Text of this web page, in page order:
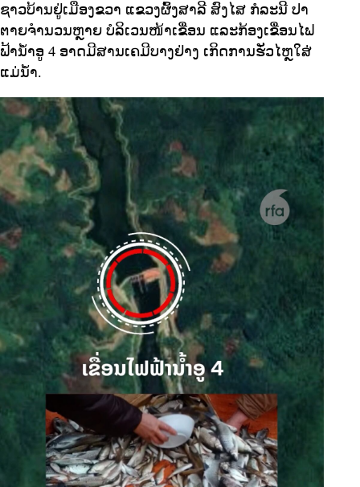
ຊາວບ້ານຢູ່ເມືອງຂວາ ແຂວງຜົ້ງສາລີ ສົງໄສ ກໍລະນີ ປາ
ຕາຍຈຳນວນຫຼາຍ ບໍລິເວນໜ້າເຂື່ອນ ແລະກ້ອງເຂື່ອນໄຟ
ຟ້ານ້ຳອູ 4 ອາດມີສານເຄມີບາງຢ່າງ ເກິດການຮັ່ວໄຫຼໃສ່
ແມ່ນ້ຳ.